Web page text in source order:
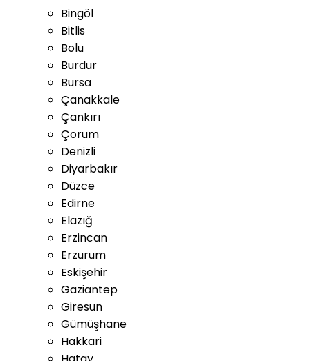
Bingöl
Bitlis
Bolu
Burdur
Bursa
Çanakkale
Çankırı
Çorum
Denizli
Diyarbakır
Düzce
Edirne
Elazığ
Erzincan
Erzurum
Eskişehir
Gaziantep
Giresun
Gümüşhane
Hakkari